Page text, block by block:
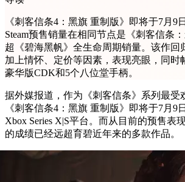
《刺客信条4：黑旗 重制版》即将于7月9
Steam预售销量在相同节点是《刺客信条
超《碧海黑帆》全生命周期销量。该作回
加上情怀、定价等因素，表现亮眼，同时
豪华版CDK和5个八位堂手柄。
据外媒报道，作为《刺客信条》系列最受
《刺客信条4：黑旗 重制版》即将于7月9
Xbox Series X|S平台。而从目前的预售表
的成绩已经远超育碧近年来的多款作品。